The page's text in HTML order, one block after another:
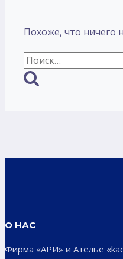
Похоже, что ничего
Найти:
О НАС
Фирма «АРИ» и Ателье